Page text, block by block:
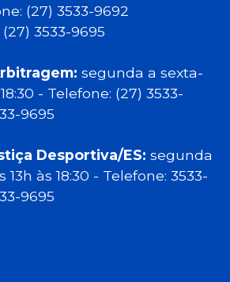
(27) 3533-9692
3533-9695
segunda a sexta-
- Telefone: (27) 3533-
9695
Desportiva/ES: segunda
às 18:30 - Telefone: 3533-
9695